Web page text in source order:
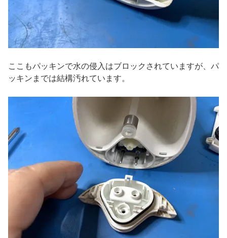
ここもパッキンで水の侵入はブロックされていますが、パ
ッキンまでは結構汚れています。